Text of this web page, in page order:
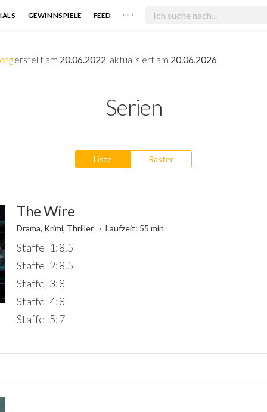
GEWINNSPIELE FEED . . .
erstellt am 20.06.2022 , aktualisiert am 20.06.2026
Serien
Liste Raster
The Wire
Drama, Krimi, Thriller Laufzeit: 55 min
Staffel 1: 8.5
Staffel 2: 8.5
Staffel 3: 8
Staffel 4: 8
Staffel 5: 7